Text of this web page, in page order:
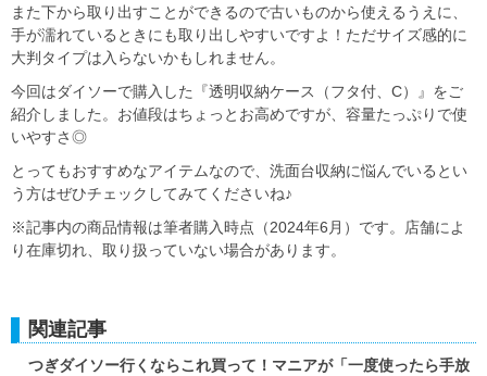
また下から取り出すことができるので古いものから使えるうえに、
手が濡れているときにも取り出しやすいですよ！ただサイズ感的に
大判タイプは入らないかもしれません。
今回はダイソーで購入した『透明収納ケース（フタ付、C）』をご
紹介しました。お値段はちょっとお高めですが、容量たっぷりで使
いやすさ◎
とってもおすすめなアイテムなので、洗面台収納に悩んでいるとい
う方はぜひチェックしてみてくださいね♪
※記事内の商品情報は筆者購入時点（2024年6月）です。店舗によ
り在庫切れ、取り扱っていない場合があります。
関連記事
つぎダイソー行くならこれ買って！マニアが「一度使ったら手放